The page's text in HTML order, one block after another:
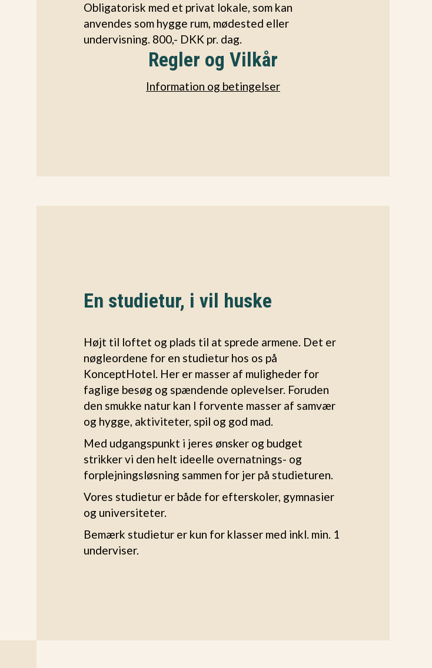
Obligatorisk med et privat lokale, som kan
anvendes som hygge rum, mødested eller
undervisning. 800,- DKK pr. dag.
Regler og Vilkår
Information og betingelser
En studietur, i vil huske
Højt til loftet og plads til at sprede armene. Det er
nøgleordene for en studietur hos os på
KonceptHotel. Her er masser af muligheder for
faglige besøg og spændende oplevelser. Foruden
den smukke natur kan I forvente masser af samvær
og hygge, aktiviteter, spil og god mad.
Med udgangspunkt i jeres ønsker og budget
strikker vi den helt ideelle overnatnings- og
forplejningsløsning sammen for jer på studieturen.
Vores studietur er både for efterskoler, gymnasier
og universiteter.
Bemærk studietur er kun for klasser med inkl. min. 1
underviser.